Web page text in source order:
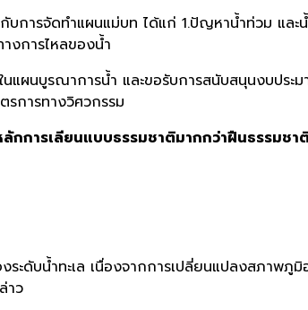
การจัดทำแผนแม่บท ได้แก่ 1.ปัญหาน้ำท่วม และ
งการไหลของน้ำ
นแผนบูรณาการน้ำ และขอรับการสนับสนุนงบป
รการทางวิศวกรรม
ลักการเลียนแบบธรรมชาติมากกว่าฝืนธรรมชา
ะดับน้ำทะเล เนื่องจากการเปลี่ยนแปลงสภาพภู
าว